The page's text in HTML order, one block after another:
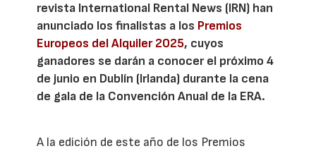
revista International Rental News (IRN) han
anunciado los finalistas a los Premios
Europeos del Alquiler 2025, cuyos
ganadores se darán a conocer el próximo 4
de junio en Dublín (Irlanda) durante la cena
de gala de la Convención Anual de la ERA.
A la edición de este año de los Premios